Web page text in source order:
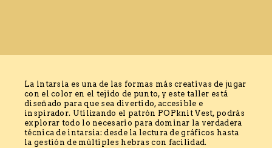
La intarsia es una de las formas más creativas de jugar
con el color en el tejido de punto, y este taller está
diseñado para que sea divertido, accesible e
inspirador. Utilizando el patrón POPknit Vest, podrás
explorar todo lo necesario para dominar la verdadera
técnica de intarsia: desde la lectura de gráficos hasta
la gestión de múltiples hebras con facilidad.